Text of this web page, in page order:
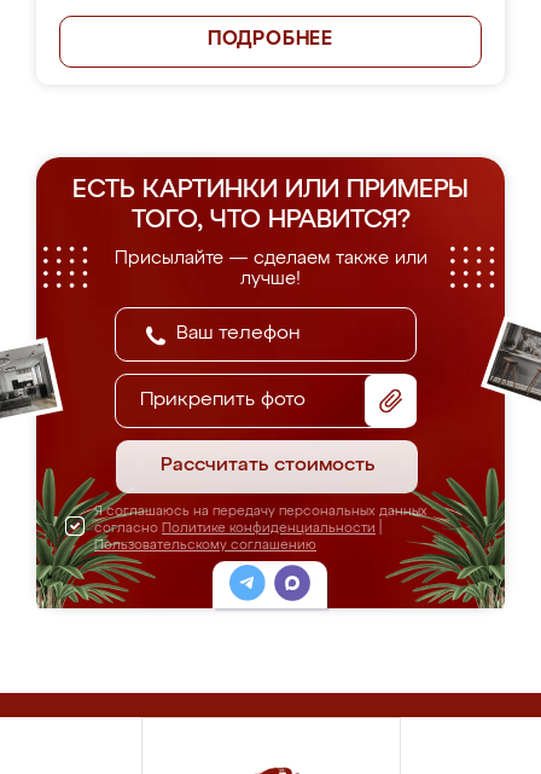
ПОДРОБНЕЕ
ЕСТЬ КАРТИНКИ ИЛИ ПРИМЕРЫ
ТОГО, ЧТО НРАВИТСЯ?
Присылайте — сделаем также или
лучше!
Прикрепить фото
Рассчитать стоимость
Я соглашаюсь на передачу персональных данных
согласно Политике конфиденциальности
Пользовательскому соглашению